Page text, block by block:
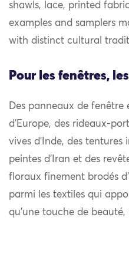
shawls, lace, printed
examples and samplers
with distinct cultural
Pour les fenêtres,
Des panneaux de fenêtre
d’Europe, des rideaux-
vives d’Inde, des
peintes d’Iran et des
floraux finement brodés
parmi les textiles qui
qu’une touche de beauté,